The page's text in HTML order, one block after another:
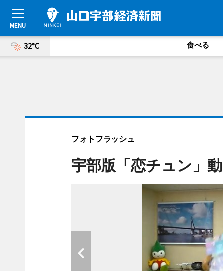
32°C 食べる
フォトフラッシュ
宇部版「恋チュン」